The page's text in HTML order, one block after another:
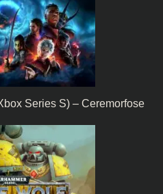
Series S) – Ceremorfose